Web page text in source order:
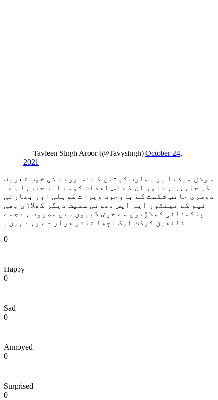
— Tavleen Singh Aroor (@Tavysingh) October 24,
2021
سوشل میڈیا پر بھارت کپتان کے اس رویے کی خوب تعریف
کی جارہی ہے اور ان کے اس اقدام کو سراہا جارہا ہے۔
دوسری جانب شکست کے باوجود ویرات کوہلی اور بھارتی
ٹیم کے مینٹور ایم ایس دھونی سمیت دیگر کھلاڑی بھی
پاکستانی کھلاڑیوں سے خوش گبیوں میں مصروف ہے جسے
شائقین کرکٹ ایک اچھا تاثر قرار دے رہے ہیں۔
0
Happy
0
Sad
0
Annoyed
0
Surprised
0